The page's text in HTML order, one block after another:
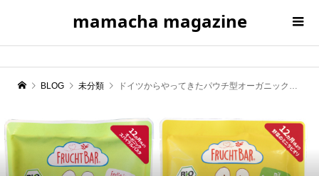
mamacha magazine
BLOG 未分類 ドイツからやってきたパウチ型オーガニックベビースムージー「FRUCHTBAR（フルッフバー）」からパスタが新登場！